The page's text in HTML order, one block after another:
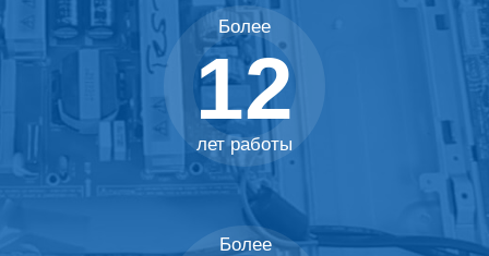
Более
12
лет работы
Более